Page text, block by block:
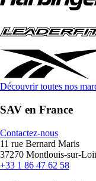
Découvrir toutes nos
SAV en France
Contactez-nous
11 rue Bernard Maris
37270 Montlouis-sur-
+33 1 86 47 62 58